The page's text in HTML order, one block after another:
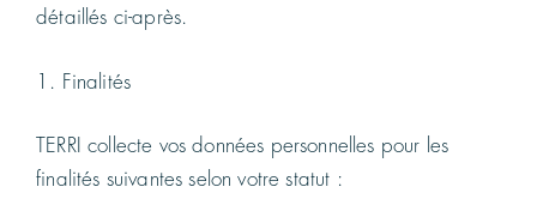
détaillés ci-après.
1. Finalités
TERRI collecte vos données personnelles pour les
finalités suivantes selon votre statut :